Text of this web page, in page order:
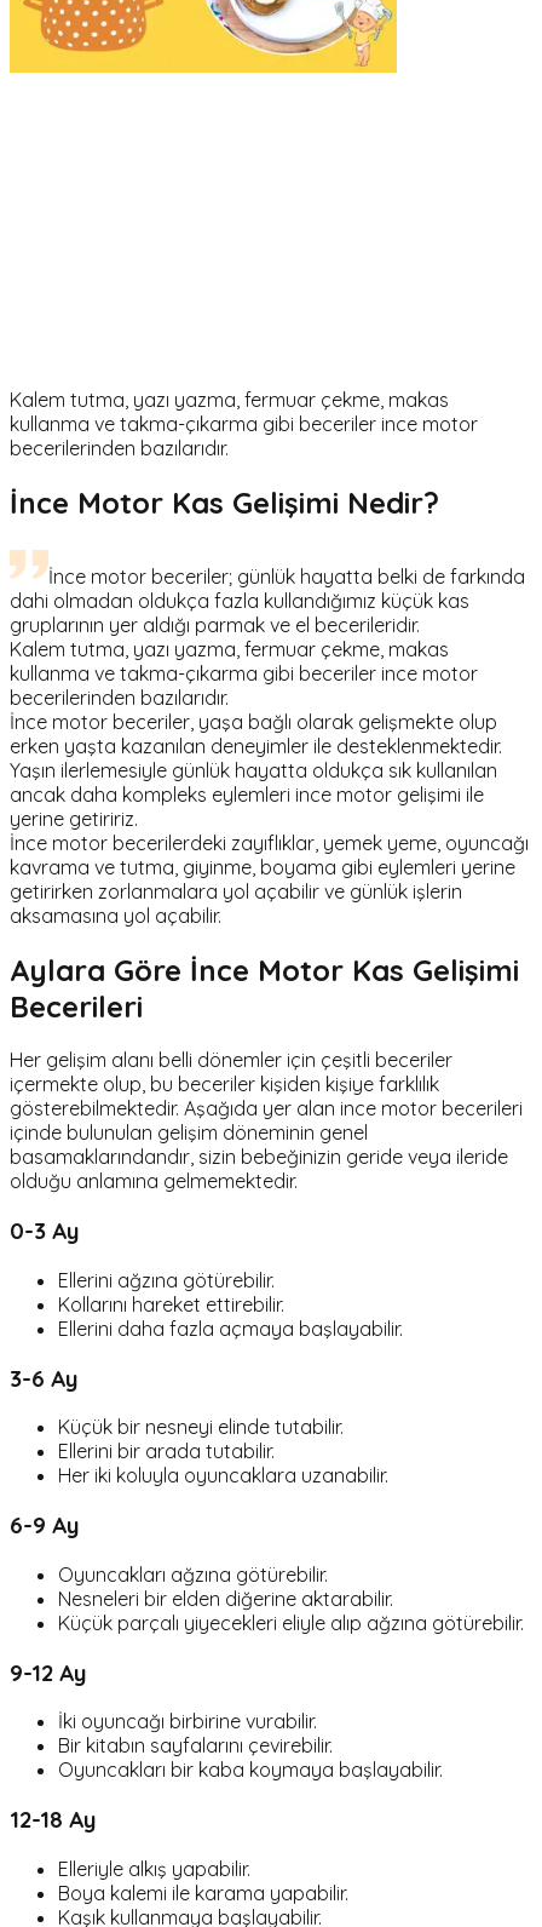
Kalem tutma, yazı yazma, fermuar çekme, makas
kullanma ve takma-çıkarma gibi beceriler ince motor
becerilerinden bazılarıdır.
İnce Motor Kas Gelişimi Nedir?
İnce motor beceriler; günlük hayatta belki de farkında
dahi olmadan oldukça fazla kullandığımız küçük kas
gruplarının yer aldığı parmak ve el becerileridir.
Kalem tutma, yazı yazma, fermuar çekme, makas
kullanma ve takma-çıkarma gibi beceriler ince motor
becerilerinden bazılarıdır.
İnce motor beceriler, yaşa bağlı olarak gelişmekte olup
erken yaşta kazanılan deneyimler ile desteklenmektedir.
Yaşın ilerlemesiyle günlük hayatta oldukça sık kullanılan
ancak daha kompleks eylemleri ince motor gelişimi ile
yerine getiririz.
İnce motor becerilerdeki zayıflıklar, yemek yeme, oyuncağı
kavrama ve tutma, giyinme, boyama gibi eylemleri yerine
getirirken zorlanmalara yol açabilir ve günlük işlerin
aksamasına yol açabilir.
Aylara Göre İnce Motor Kas Gelişimi
Becerileri
Her gelişim alanı belli dönemler için çeşitli beceriler
içermekte olup, bu beceriler kişiden kişiye farklılık
gösterebilmektedir. Aşağıda yer alan ince motor becerileri
içinde bulunulan gelişim döneminin genel
basamaklarındandır, sizin bebeğinizin geride veya ileride
olduğu anlamına gelmemektedir.
0-3 Ay
Ellerini ağzına götürebilir.
Kollarını hareket ettirebilir.
Ellerini daha fazla açmaya başlayabilir.
3-6 Ay
Küçük bir nesneyi elinde tutabilir.
Ellerini bir arada tutabilir.
Her iki koluyla oyuncaklara uzanabilir.
6-9 Ay
Oyuncakları ağzına götürebilir.
Nesneleri bir elden diğerine aktarabilir.
Küçük parçalı yiyecekleri eliyle alıp ağzına götürebilir.
9-12 Ay
İki oyuncağı birbirine vurabilir.
Bir kitabın sayfalarını çevirebilir.
Oyuncakları bir kaba koymaya başlayabilir.
12-18 Ay
Elleriyle alkış yapabilir.
Boya kalemi ile karama yapabilir.
Kaşık kullanmaya başlayabilir.